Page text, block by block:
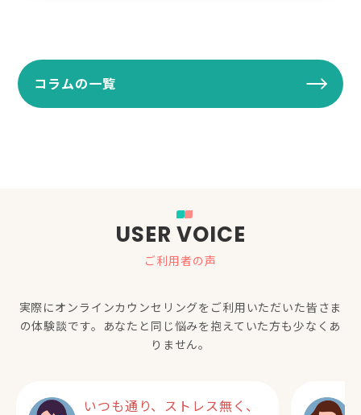
コラムの一覧
USER VOICE
ご利用者の声
実際にオンラインカウンセリングをご利用いただいた皆さま
の体験談です。あなたと同じ悩みを抱えていた方も少なくあ
りません。
いつも通り、ストレス無く、